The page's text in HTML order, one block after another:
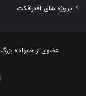
پروژه های افترافکت
عضوی از خانواده بزرگ